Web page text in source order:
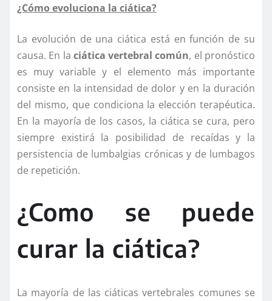
¿Cómo evoluciona la ciática?
La evolución de una ciática está en función de su
causa. En la ciática vertebral común, el pronóstico
es muy variable y el elemento más importante
consiste en la intensidad de dolor y en la duración
del mismo, que condiciona la elección terapéutica.
En la mayoría de los casos, la ciática se cura, pero
siempre existirá la posibilidad de recaídas y la
persistencia de lumbalgias crónicas y de lumbagos
de repetición.
¿Como se puede
curar la ciática?
La mayoría de las ciáticas vertebrales comunes se